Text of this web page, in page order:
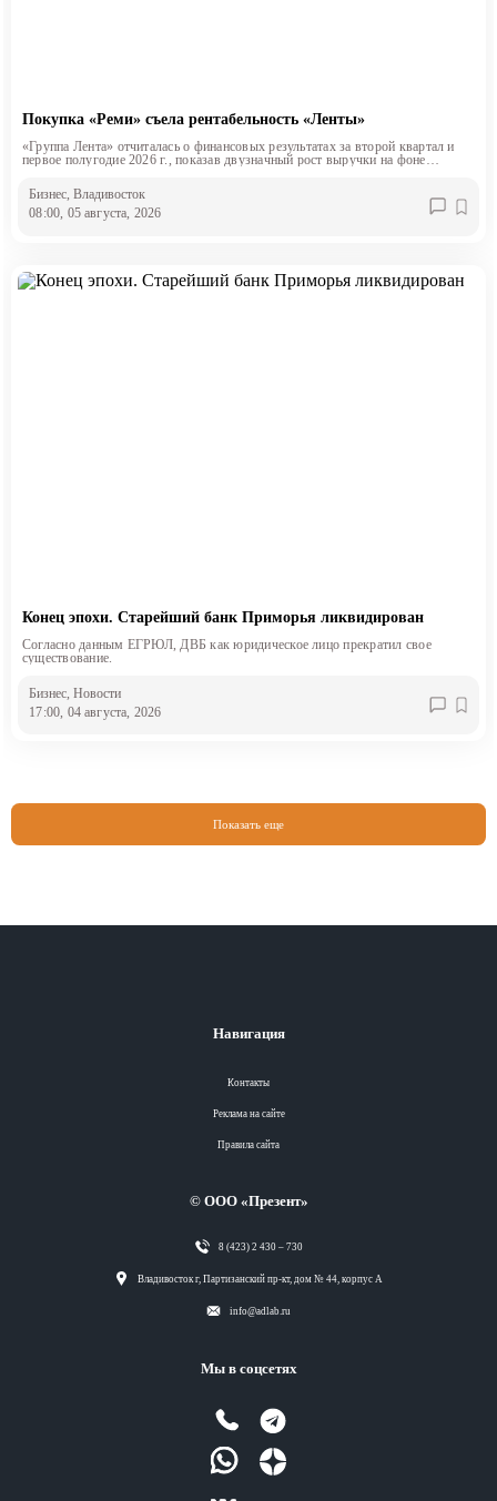
Покупка «Реми» съела рентабельность «Ленты»
«Группа Лента» отчиталась о финансовых результатах за второй квартал и
первое полугодие 2026 г., показав двузначный рост выручки на фоне
Бизнес, Владивосток
08:00, 05 августа, 2026
Конец эпохи. Старейший банк Приморья ликвидирован
Согласно данным ЕГРЮЛ, ДВБ как юридическое лицо прекратил свое
существование.
Бизнес , Новости
17:00, 04 августа, 2026
Показать еще
Навигация
Контакты
Реклама на сайте
Правила сайта
© ООО «Презент»
8 (423) 2 430 – 730
Владивосток г, Партизанский пр-кт, дом № 44, корпус А
info@adlab.ru
Мы в соцсетях